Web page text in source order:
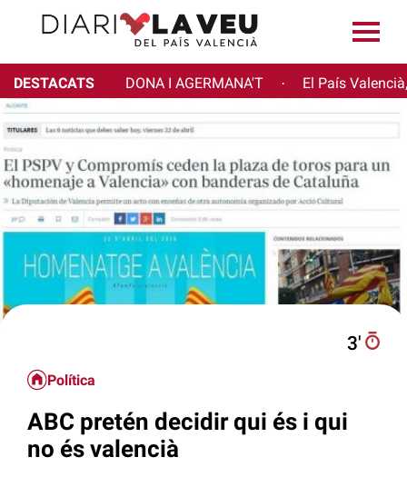
DESTACATS DONA I AGERMANA'T · El País
3′
Política
ABC pretén decidir qui és i qui
no és valencià